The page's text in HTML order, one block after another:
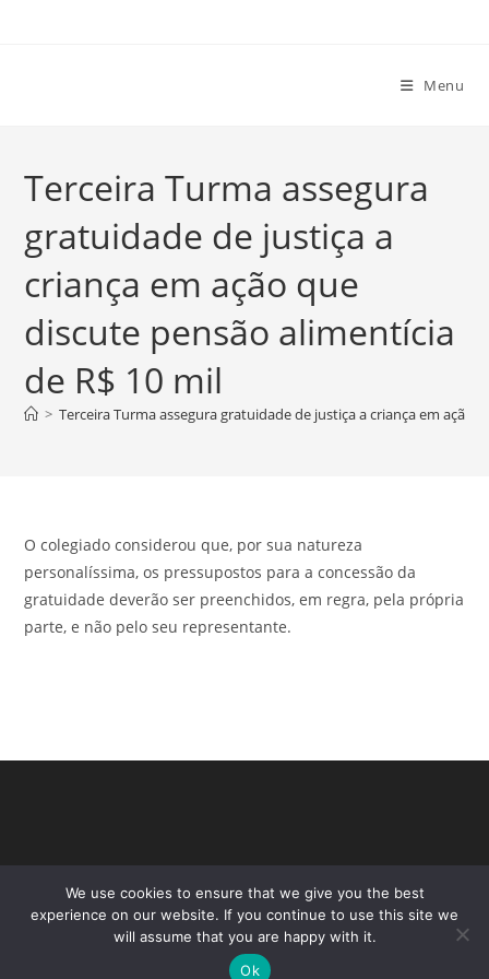
Menu
Terceira Turma assegura
gratuidade de justiça a
criança em ação que
discute pensão alimentícia
de R$ 10 mil
> Terceira Turma assegura gratuidade de justiça a criança em ação
O colegiado considerou que, por sua natureza
personalíssima, os pressupostos para a concessão da
gratuidade deverão ser preenchidos, em regra, pela própria
parte, e não pelo seu representante.
We use cookies to ensure that we give you the best
experience on our website. If you continue to use this site we
will assume that you are happy with it.
Ok